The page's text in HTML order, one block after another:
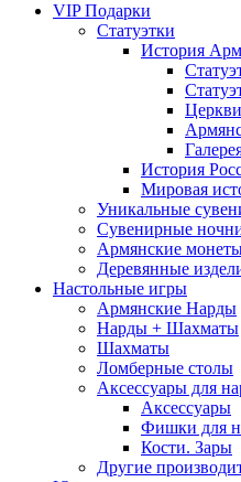
VIP Подарки
Статуэтки
История
История
Мировая
Уникальные
Сувенирные
Армянские
Деревянные
Настольные игры
Армянские Нарды
Нарды + Шахматы
Шахматы
Ломберные столы
Аксессуары для
Аксессуары
Фишки для
Кости. Зары
Другие